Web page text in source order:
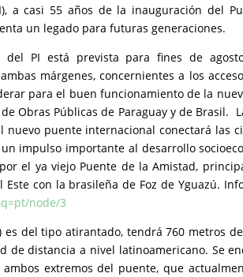
a casi 55 años de la inauguración del
un legado para futuras generaciones.
del PI está prevista para fines de
márgenes, concernientes a los
para el buen funcionamiento de la
Obras Públicas de Paraguay y de Brasil.
nuevo puente internacional conectará las
impulso importante al desarrollo
el ya viejo Puente de la Amistad,
con la brasileña de Foz de Yguazú.
node/3
es del tipo atirantado, tendrá 760 metros
distancia a nivel latinoamericano. Se
extremos del puente, que